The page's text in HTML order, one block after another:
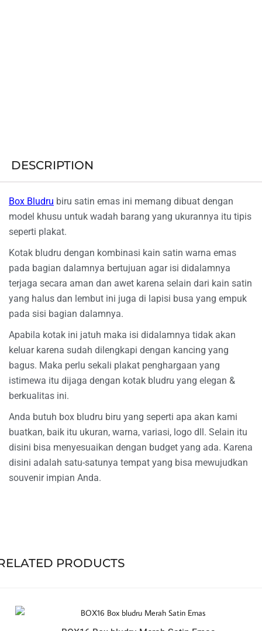
DESCRIPTION
Box Bludru biru satin emas ini memang dibuat dengan
model khusu untuk wadah barang yang ukurannya itu tipis
seperti plakat.
Kotak bludru dengan kombinasi kain satin warna emas
pada bagian dalamnya bertujuan agar isi didalamnya
terjaga secara aman dan awet karena selain dari kain satin
yang halus dan lembut ini juga di lapisi busa yang empuk
pada sisi bagian dalamnya.
Apabila kotak ini jatuh maka isi didalamnya tidak akan
keluar karena sudah dilengkapi dengan kancing yang
bagus. Maka perlu sekali plakat penghargaan yang
istimewa itu dijaga dengan kotak bludru yang elegan &
berkualitas ini.
Anda butuh box bludru biru yang seperti apa akan kami
buatkan, baik itu ukuran, warna, variasi, logo dll. Selain itu
disini bisa menyesuaikan dengan budget yang ada. Karena
disini adalah satu-satunya tempat yang bisa mewujudkan
souvenir impian Anda.
PRODUCTS